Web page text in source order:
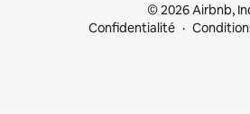
© 2026 Airbnb,
Confidentialité